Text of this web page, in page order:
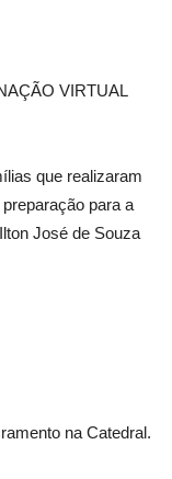
VIRTUAL
que realizaram
para a
José de Souza
na Catedral.